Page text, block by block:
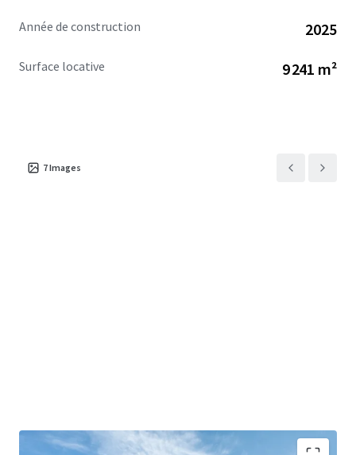
Année de construction 2025
Surface locative 9 241 m²
7Images